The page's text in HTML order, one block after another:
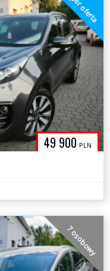
49 900 PLN
7 osobowy